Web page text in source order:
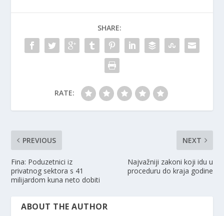
SHARE:
RATE:
PREVIOUS
Fina: Poduzetnici iz
privatnog sektora s 41
milijardom kuna neto dobiti
NEXT
Najvažniji zakoni koji idu u
proceduru do kraja godine
ABOUT THE AUTHOR